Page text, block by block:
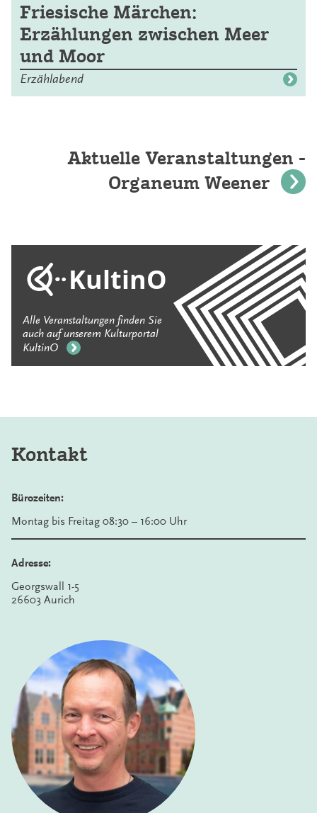
Friesische Märchen:
Erzählungen zwischen Meer
und Moor
Erzählabend
Aktuelle Veranstaltungen -
Organeum Weener
KultinO
Alle Veranstaltungen finden Sie
auch auf unserem Kulturportal
KultinO
Kontakt
Bürozeiten:
Montag bis Freitag 08:30 – 16:00 Uhr
Adresse:
Georgswall 1-5
26603 Aurich